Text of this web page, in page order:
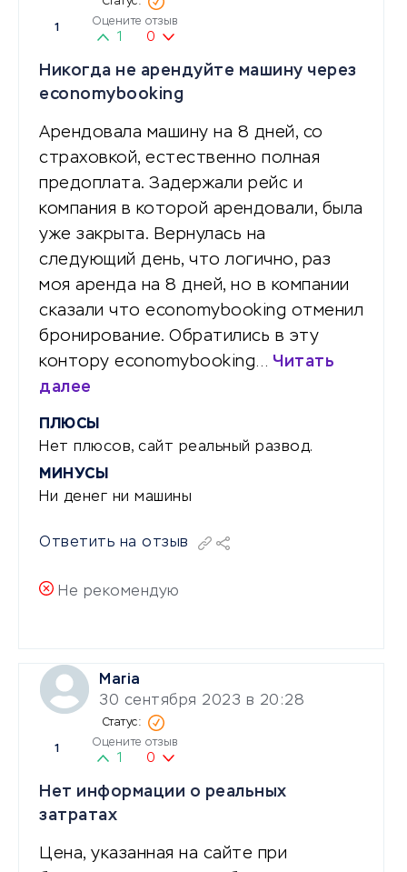
1
Оцените отзыв
1 0
Никогда не арендуйте машину через
economybooking
Арендовала машину на 8 дней, со
страховкой, естественно полная
предоплата. Задержали рейс и
компания в которой арендовали, была
уже закрыта. Вернулась на
следующий день, что логично, раз
моя аренда на 8 дней, но в компании
сказали что economybooking отменил
бронирование. Обратились в эту
контору economybooking… Читать
далее
ПЛЮСЫ
Нет плюсов, сайт реальный развод.
МИНУСЫ
Ни денег ни машины
Ответить на отзыв
Не рекомендую
Maria
30 сентября 2023 в 20:28
1
Оцените отзыв
1 0
Нет информации о реальных
затратах
Цена, указанная на сайте при